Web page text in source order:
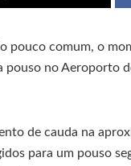
pouco comum, o
no Aeroporto
de cauda na
para um pouso